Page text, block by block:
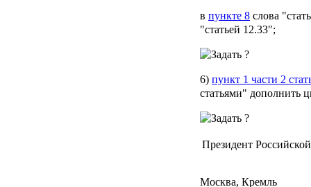
в пункте 8 слова
"статьей 12.33";
6) пункт 1 части 2
статьями" дополнить
Президент
Москва, Кремль